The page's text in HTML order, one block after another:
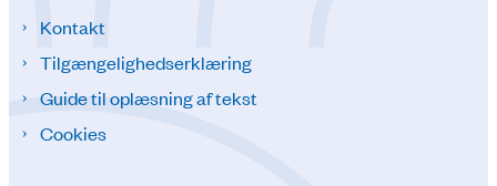
Kontakt
Tilgængelighedserklæring
Guide til oplæsning af tekst
Cookies